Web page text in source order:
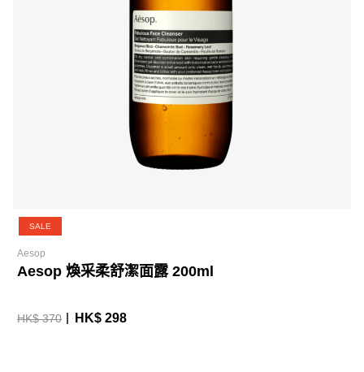
SALE
Aesop
Aesop 煥采柔舒潔面露 200ml
HK$ 370 HK$ 298